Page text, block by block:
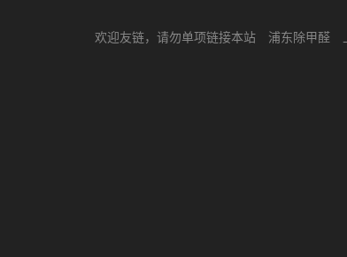
欢迎友链，请勿单项链接本站 浦东除甲醛